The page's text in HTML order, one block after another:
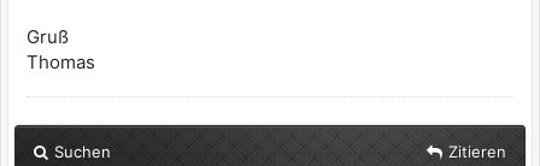
Gruß
Thomas
Suchen Zitieren